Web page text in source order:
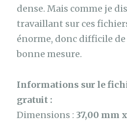
dense. Mais comme je
travaillant sur ces
énorme, donc difficile
bonne mesure.
Informations sur le
gratuit :
Dimensions : 37,00 mm